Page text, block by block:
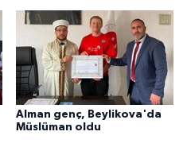
Alman genç, Beylikova'da
Müslüman oldu